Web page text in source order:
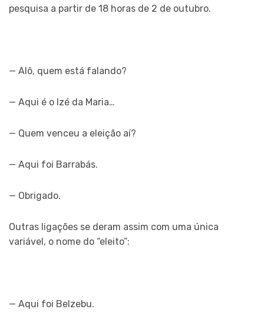
pesquisa a partir de 18 horas de 2 de outubro.
— Alô, quem está falando?
— Aqui é o Izé da Maria…
— Quem venceu a eleição aí?
— Aqui foi Barrabás.
— Obrigado.
Outras ligações se deram assim com uma única
variável, o nome do “eleito”:
— Aqui foi Belzebu.